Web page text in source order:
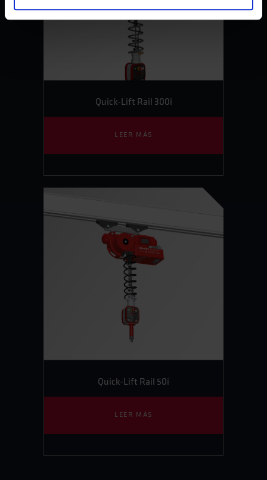
Quick-Lift Rail 300i
LEER MÁS
Quick-Lift Rail 50i
LEER MÁS